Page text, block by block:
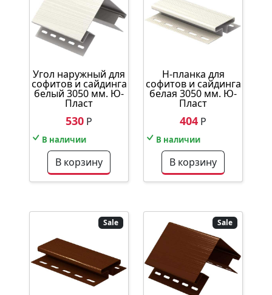
Угол наружный для
софитов и сайдинга
белый 3050 мм. Ю-
Пласт
530 Р
В наличии
В корзину
Н-планка для
софитов и сайдинга
белая 3050 мм. Ю-
Пласт
404 Р
В наличии
В корзину
Sale Sale